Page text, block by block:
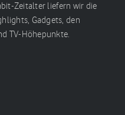
Zeitalter liefern wir die
Gadgets, den
TV-Höhepunkte.